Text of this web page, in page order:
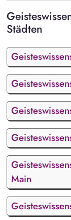
Städten
Main